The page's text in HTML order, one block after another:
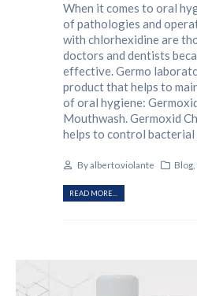
When it comes to oral
of pathologies and
with chlorhexidine are
doctors and dentists
effective. Germo
product that helps to
of oral hygiene:
Mouthwash. Germoxid
helps to control
By alberto.violante Blog
READ MORE...